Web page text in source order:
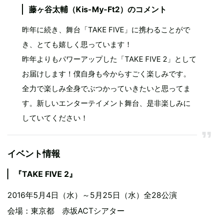
藤ヶ谷太輔（Kis-My-Ft2）のコメント
昨年に続き、舞台「TAKE FIVE」に携わることがで
き、とても嬉しく思っています！
昨年よりもパワーアップした「TAKE FIVE 2」として
お届けします！僕自身も今からすごく楽しみです。
全力で楽しみ全身でぶつかっていきたいと思ってま
す。新しいエンターテイメント舞台、是非楽しみに
していてください！
イベント情報
『TAKE FIVE 2』
2016年5月4日（水）～5月25日（水）全28公演
会場：東京都 赤坂ACTシアター